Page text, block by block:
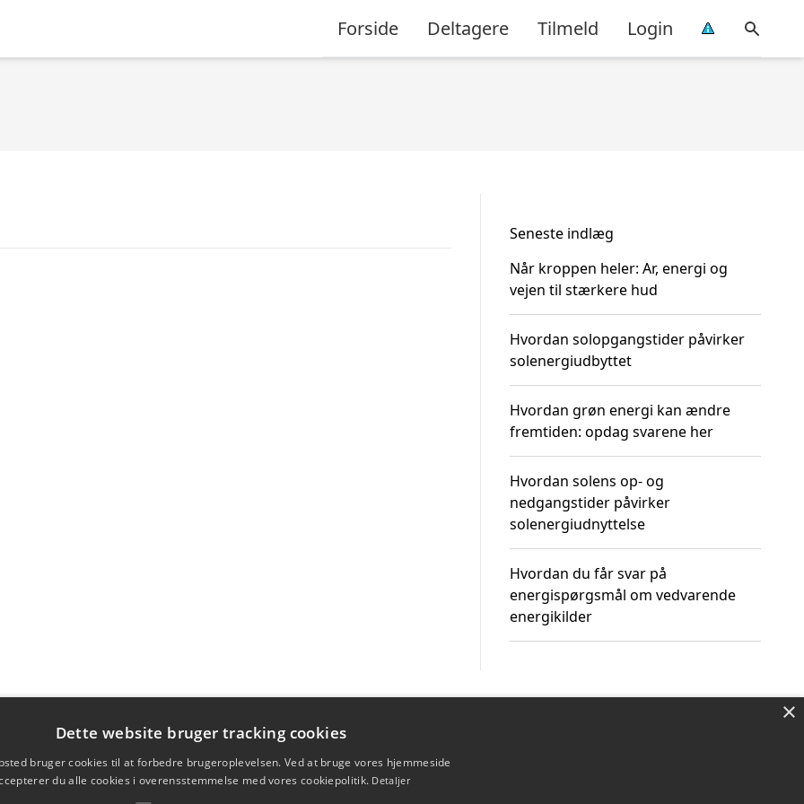
Forside Deltagere Tilmeld Login
Seneste indlæg
Når kroppen heler: Ar, energi og
vejen til stærkere hud
Hvordan solopgangstider påvirker
solenergiudbyttet
Hvordan grøn energi kan ændre
fremtiden: opdag svarene her
Hvordan solens op- og
nedgangstider påvirker
solenergiudnyttelse
Hvordan du får svar på
energispørgsmål om vedvarende
energikilder
×
Dette website bruger tracking cookies
bruger cookies til at forbedre brugeroplevelsen. Ved at bruge vores hjemmeside
du alle cookies i overensstemmelse med vores cookiepolitik. Detaljer